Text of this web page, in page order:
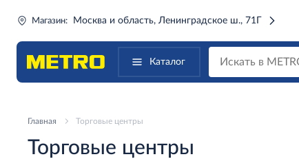
Магазин: Москва и область, Ленинградское ш., 71Г
Каталог
Главная Торговые центры
Торговые центры